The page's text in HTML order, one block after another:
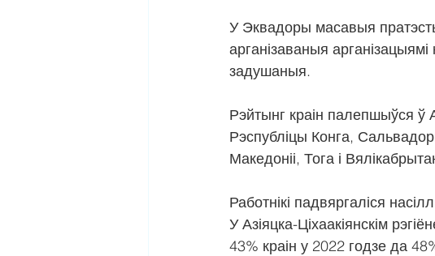
У Эквадоры масавыя
арганізаваныя
задушаныя.
Рэйтынг краін палепшыўся ў
Рэспубліцы Конга,
Македоніі, Тога і
Работнікі падвяргаліся
У Азіяцка-Ціхаакіянскім
43% краін у 2022 годзе да